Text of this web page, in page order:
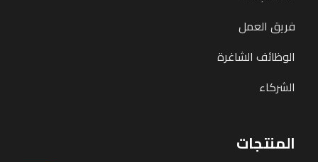
فريق العمل
الوظائف الشاغرة
الشركاء
المنتجات